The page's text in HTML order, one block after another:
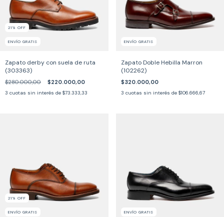
21 % OFF
ENVÍO GRATIS
Zapato derby con suela de ruta
(303363)
$280.000,00 $220.000,00
3 cuotas sin interés de $73.333,33
ENVÍO GRATIS
Zapato Doble Hebilla Marron
(102262)
$320.000,00
3 cuotas sin interés de $106.666,67
21 % OFF
ENVÍO GRATIS ENVÍO GRATIS